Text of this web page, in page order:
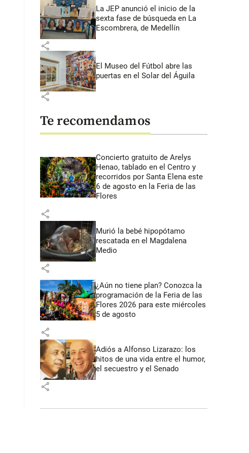
La JEP anunció el inicio de la
sexta fase de búsqueda en La
Escombrera, de Medellín
share
El Museo del Fútbol abre las
puertas en el Solar del Águila
share
Te recomendamos
Concierto gratuito de Arelys
Henao, tablado en el Centro y
recorridos por Santa Elena este
6 de agosto en la Feria de las
Flores
share
Murió la bebé hipopótamo
rescatada en el Magdalena
Medio
share
¿Aún no tiene plan? Conozca la
programación de la Feria de las
Flores 2026 para este miércoles
5 de agosto
share
Adiós a Alfonso Lizarazo: los
hitos de una vida entre el humor,
el secuestro y el Senado
share